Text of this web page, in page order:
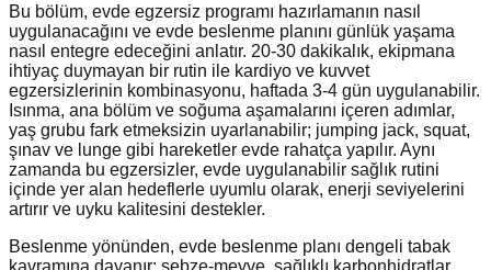
Bu bölüm, evde egzersiz programı hazırlamanın nasıl
uygulanacağını ve evde beslenme planını günlük yaşama
nasıl entegre edeceğini anlatır. 20-30 dakikalık, ekipmana
ihtiyaç duymayan bir rutin ile kardiyo ve kuvvet
egzersizlerinin kombinasyonu, haftada 3-4 gün uygulanabilir.
Isınma, ana bölüm ve soğuma aşamalarını içeren adımlar,
yaş grubu fark etmeksizin uyarlanabilir; jumping jack, squat,
şınav ve lunge gibi hareketler evde rahatça yapılır. Aynı
zamanda bu egzersizler, evde uygulanabilir sağlık rutini
içinde yer alan hedeflerle uyumlu olarak, enerji seviyelerini
artırır ve uyku kalitesini destekler.
Beslenme yönünden, evde beslenme planı dengeli tabak
kavramına dayanır: sebze-meyve, sağlıklı karbonhidratlar,